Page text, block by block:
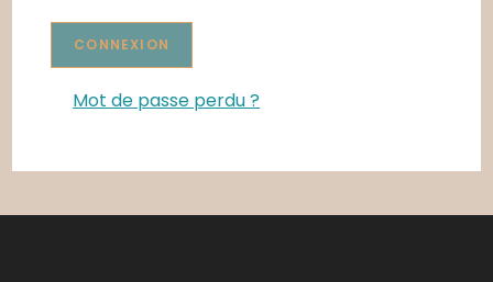
Mot de passe perdu ?